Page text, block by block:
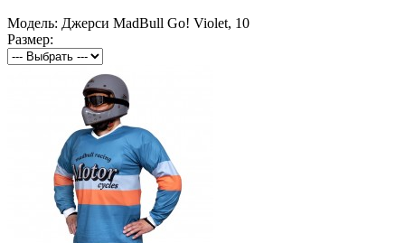
Модель: Джерси MadBull Go! Violet, 10
Размер: